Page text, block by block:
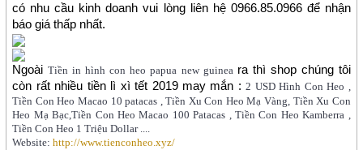
có nhu cầu kinh doanh vui lòng liên hệ 0966.85.0966 để nhận
báo giá thấp nhất.
Ngoài Tiền in hình con heo papua new guinea ra thì shop chúng tôi
còn rất nhiều tiền lì xì tết 2019 may mắn : 2 USD Hình Con Heo ,
Tiền Con Heo Macao 10 patacas , Tiền Xu Con Heo Mạ Vàng, Tiền Xu Con
Heo Mạ Bạc,Tiền Con Heo Macao 100 Patacas , Tiền Con Heo Kamberra ,
Tiền Con Heo 1 Triệu Dollar ....
Website:http://www.tienconheo.xyz/